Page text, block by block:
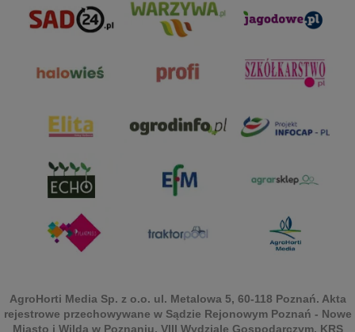
AgroHorti Media Sp. z o.o. ul. Metalowa 5, 60-118 Poznań. Akta
rejestrowe przechowywane w Sądzie Rejonowym Poznań - Nowe
Miasto i Wilda w Poznaniu, VIII Wydziale Gospodarczym, KRS